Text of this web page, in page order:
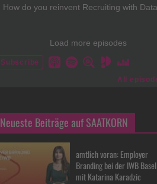
Neueste Beiträge auf SAATKORN
amtlich voran: Employer
Branding bei der IWB Basel
mit Katarina Karadzic